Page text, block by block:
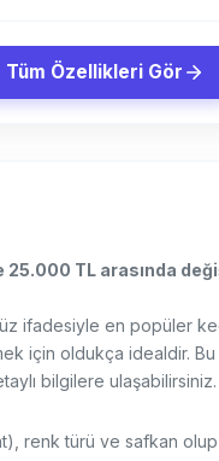
Tüm Özellikleri Gör
TL arasında
ifadesiyle en popüler
için oldukça idealdir.
bilgilere ulaşabilirsiniz.
renk türü ve safkan